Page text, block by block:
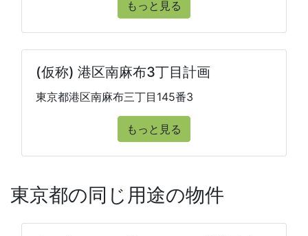
もっと見る
(仮称) 港区南麻布3丁目計画
東京都港区南麻布三丁目145番3
もっと見る
東京都の同じ用途の物件